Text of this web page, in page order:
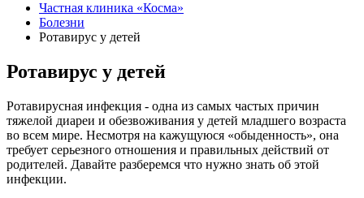
Частная клиника «Косма»
Болезни
Ротавирус у детей
Ротавирус у детей
Ротавирусная инфекция - одна из самых частых причин
тяжелой диареи и обезвоживания у детей младшего возраста
во всем мире. Несмотря на кажущуюся «обыденность», она
требует серьезного отношения и правильных действий от
родителей. Давайте разберемся что нужно знать об этой
инфекции.